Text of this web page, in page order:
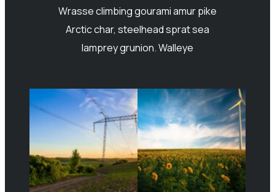
Wrasse climbing gourami amur pike
Arctic char, steelhead sprat sea
lamprey grunion. Walleye